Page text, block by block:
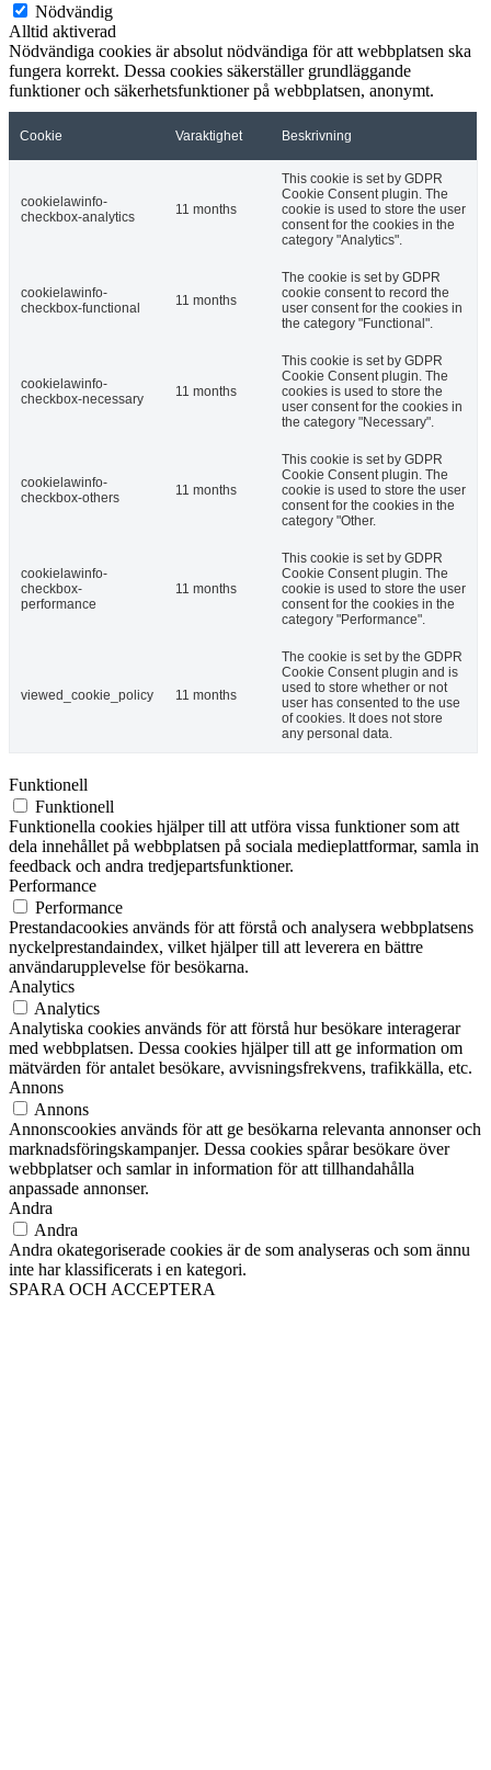
Nödvändig
Alltid aktiverad
Nödvändiga cookies är absolut nödvändiga för att webbplatsen ska
fungera korrekt. Dessa cookies säkerställer grundläggande
funktioner och säkerhetsfunktioner på webbplatsen, anonymt.
Cookie Varaktighet Beskrivning
cookielawinfo-
checkbox-analytics
11 months
This cookie is set by GDPR
Cookie Consent plugin. The
cookie is used to store the user
consent for the cookies in the
category "Analytics".
cookielawinfo-
checkbox-functional
11 months
The cookie is set by GDPR
cookie consent to record the
user consent for the cookies in
the category "Functional".
cookielawinfo-
checkbox-necessary
11 months
This cookie is set by GDPR
Cookie Consent plugin. The
cookies is used to store the
user consent for the cookies in
the category "Necessary".
cookielawinfo-
checkbox-others
11 months
This cookie is set by GDPR
Cookie Consent plugin. The
cookie is used to store the user
consent for the cookies in the
category "Other.
cookielawinfo-
checkbox-
performance
11 months
This cookie is set by GDPR
Cookie Consent plugin. The
cookie is used to store the user
consent for the cookies in the
category "Performance".
viewed_cookie_policy 11 months
The cookie is set by the GDPR
Cookie Consent plugin and is
used to store whether or not
user has consented to the use
of cookies. It does not store
any personal data.
Funktionell
Funktionell
Funktionella cookies hjälper till att utföra vissa funktioner som att
dela innehållet på webbplatsen på sociala medieplattformar, samla in
feedback och andra tredjepartsfunktioner.
Performance
Performance
Prestandacookies används för att förstå och analysera webbplatsens
nyckelprestandaindex, vilket hjälper till att leverera en bättre
användarupplevelse för besökarna.
Analytics
Analytics
Analytiska cookies används för att förstå hur besökare interagerar
med webbplatsen. Dessa cookies hjälper till att ge information om
mätvärden för antalet besökare, avvisningsfrekvens, trafikkälla, etc.
Annons
Annons
Annonscookies används för att ge besökarna relevanta annonser och
marknadsföringskampanjer. Dessa cookies spårar besökare över
webbplatser och samlar in information för att tillhandahålla
anpassade annonser.
Andra
Andra
Andra okategoriserade cookies är de som analyseras och som ännu
inte har klassificerats i en kategori.
SPARA OCH ACCEPTERA